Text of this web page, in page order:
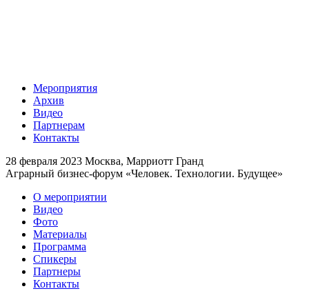
Мероприятия
Архив
Видео
Партнерам
Контакты
28 февраля 2023 Москва, Марриотт Гранд
Аграрный бизнес-форум «Человек. Технологии. Будущее»
О мероприятии
Видео
Фото
Материалы
Программа
Спикеры
Партнеры
Контакты